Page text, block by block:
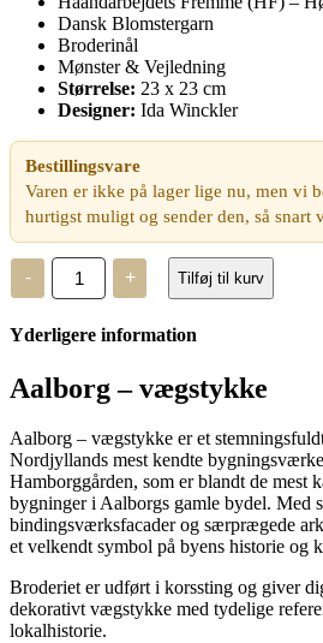
Dansk Blomstergarn
Broderinål
Mønster & Vejledning
Størrelse: 23 x 23 cm
Designer: Ida Winckler
Bestillingsvare
Varen er ikke på lager lige nu, men vi
hurtigst muligt og sender den, så snart
-
Aalborg
vægstykke
antal
+ Tilføj til kurv
Yderligere information
Aalborg – vægstykke
Aalborg – vægstykke er et
Nordjyllands mest kendte
Hamborggården, som er blandt de mest
bygninger i Aalborgs gamle bydel. Med
bindingsværksfacader og særprægede
et velkendt symbol på byens historie og
Broderiet er udført i korssting og giver
dekorativt vægstykke med tydelige
lokalhistorie.